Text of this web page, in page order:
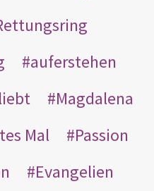
auferstehen
Magdalena
Mal
Passion
Evangelien